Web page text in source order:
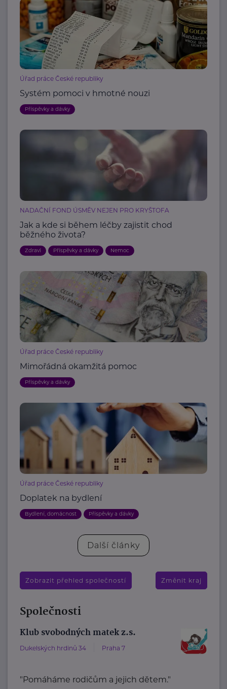
Úřad práce České republiky
Systém pomoci v hmotné nouzi
Příspěvky a dávky
NADAČNÍ FOND ÚSMĚV NEJEN PRO KRYŠTOFA
Jak a kde si během léčby zajistit chod
běžného života?
Zdraví Příspěvky a dávky Nemoc
Úřad práce České republiky
Mimořádná okamžitá pomoc
Příspěvky a dávky
Úřad práce České republiky
Doplatek na bydlení
Bydlení, domácnost Příspěvky a dávky
Další články
Zobrazit přehled společností Změnit kraj
Společnosti
Klub svobodných matek z.s.
Dukelských hrdinů 34 Praha 7
"Pomáháme rodičům a jejich dětem."